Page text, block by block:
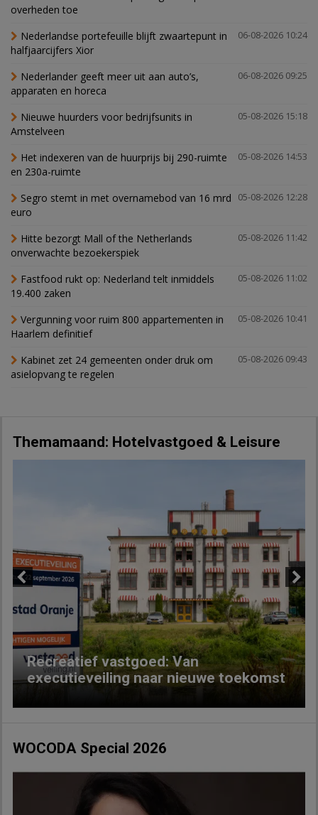
overheden toe
06-08-2026 10:24
Nederlandse portefeuille blijft zwaartepunt in
halfjaarcijfers Xior
06-08-2026 09:25
Nederlander geeft meer uit aan auto’s,
apparaten en horeca
05-08-2026 15:18
Nieuwe huurders voor bedrijfsunits in
Amstelveen
05-08-2026 14:53
Het indexeren van de huurprijs bij 290-ruimte
en 230a-ruimte
05-08-2026 12:28
Segro stemt in met overnamebod van 16 mrd
euro
05-08-2026 11:42
Hitte bezorgt Mall of the Netherlands
onverwachte bezoekerspiek
05-08-2026 11:02
Fastfood rukt op: Nederland telt inmiddels
19.400 zaken
05-08-2026 10:41
Vergunning voor ruim 800 appartementen in
Haarlem definitief
05-08-2026 09:43
Kabinet zet 24 gemeenten onder druk om
asielopvang te regelen
Themamaand: Hotelvastgoed & Leisure
Recreatief vastgoed: Van
executieveiling naar nieuwe toekomst
Next
WOCODA Special 2026